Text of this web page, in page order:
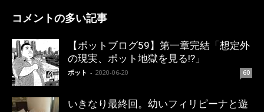
コメントの多い記事
【ポットブログ59】第一章完結「想定外
の現実、ポット地獄を見る!?」
ポット - 2020-06-20 60
いきなり最終回。幼いフィリピーナと遊